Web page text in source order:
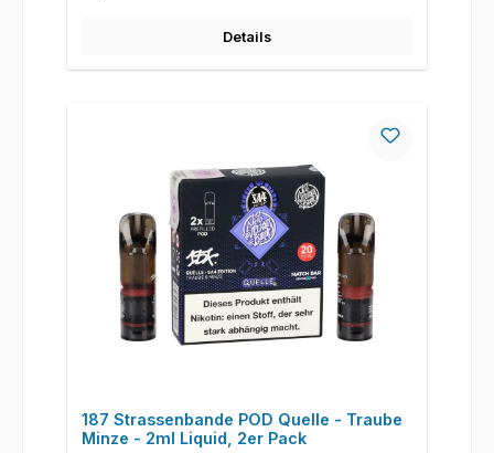
Details
187 Strassenbande POD Quelle - Traube
Minze - 2ml Liquid, 2er Pack